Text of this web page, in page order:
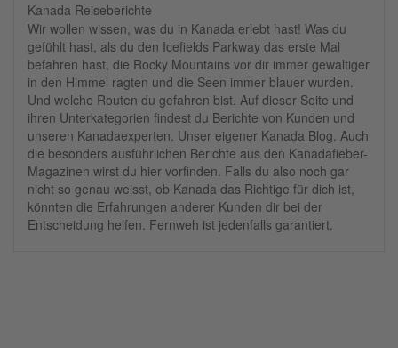
Kanada Reiseberichte
Wir wollen wissen, was du in Kanada erlebt hast! Was du
gefühlt hast, als du den Icefields Parkway das erste Mal
befahren hast, die Rocky Mountains vor dir immer gewaltiger
in den Himmel ragten und die Seen immer blauer wurden.
Und welche Routen du gefahren bist. Auf dieser Seite und
ihren Unterkategorien findest du Berichte von Kunden und
unseren Kanadaexperten. Unser eigener Kanada Blog. Auch
die besonders ausführlichen Berichte aus den Kanadafieber-
Magazinen wirst du hier vorfinden. Falls du also noch gar
nicht so genau weisst, ob Kanada das Richtige für dich ist,
könnten die Erfahrungen anderer Kunden dir bei der
Entscheidung helfen. Fernweh ist jedenfalls garantiert.